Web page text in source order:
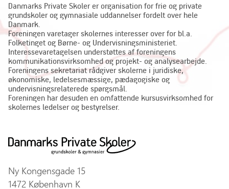
Danmarks Private Skoler er organisation for frie og private
grundskoler og gymnasiale uddannelser fordelt over hele
Danmark.
Foreningen varetager skolernes interesser over for bl.a.
Folketinget og Børne- og Undervisningsministeriet.
Interessevaretagelsen understøttes af foreningens
kommunikationsvirksomhed og projekt- og analysearbejde.
Foreningens sekretariat rådgiver skolerne i juridiske,
økonomiske, ledelsesmæssige, pædagogiske og
undervisningsrelaterede spørgsmål.
Foreningen har desuden en omfattende kursusvirksomhed for
skolernes ledelser og bestyrelser.
Ny Kongensgade 15
1472 København K